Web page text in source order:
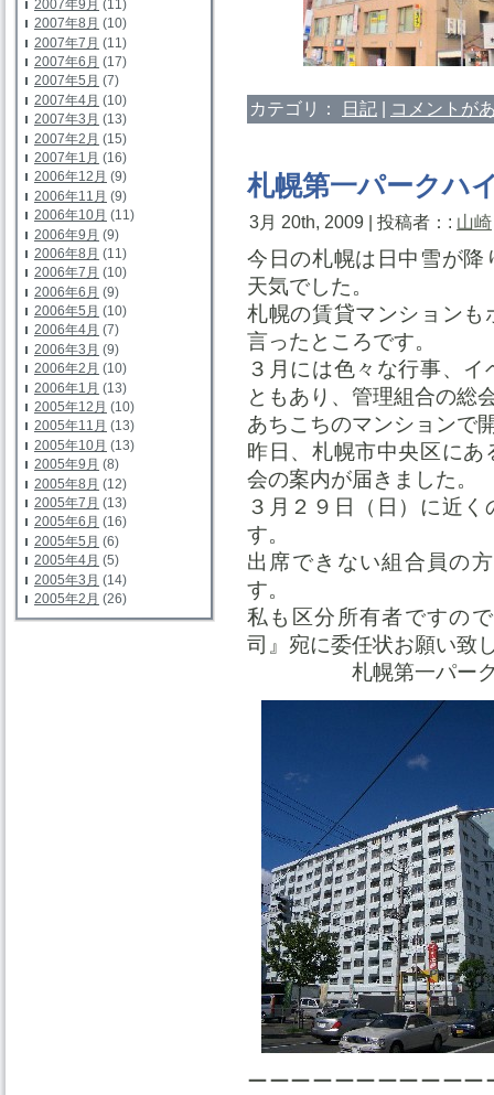
2007年9月 (11)
2007年8月 (10)
2007年7月 (11)
2007年6月 (17)
2007年5月 (7)
2007年4月 (10)
2007年3月 (13)
2007年2月 (15)
2007年1月 (16)
2006年12月 (9)
2006年11月 (9)
2006年10月 (11)
2006年9月 (9)
2006年8月 (11)
2006年7月 (10)
2006年6月 (9)
2006年5月 (10)
2006年4月 (7)
2006年3月 (9)
2006年2月 (10)
2006年1月 (13)
2005年12月 (10)
2005年11月 (13)
2005年10月 (13)
2005年9月 (8)
2005年8月 (12)
2005年7月 (13)
2005年6月 (16)
2005年5月 (6)
2005年4月 (5)
2005年3月 (14)
2005年2月 (26)
カテゴリ： 日記 | コメントが
札幌第一パークハ
3月 20th, 2009 | 投稿者：: 山崎
今日の札幌は日中雪が
天気でした。
札幌の賃貸マンション
言ったところです。
３月には色々な行事、
ともあり、管理組合の総
あちこちのマンションで
昨日、札幌市中央区に
会の案内が届きました。
３月２９日（日）に近
す。
出席できない組合員の
す。
私も区分所有者ですの
司』宛に委任状お願い致
札幌第一パーク
ーーーーーーーーーー